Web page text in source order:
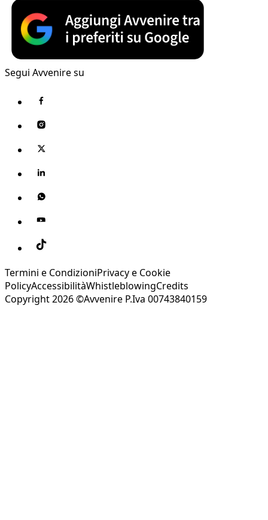
Segui Avvenire su
Termini e CondizioniPrivacy e Cookie
PolicyAccessibilitàWhistleblowingCredits
Copyright 2026 ©Avvenire P.Iva 00743840159